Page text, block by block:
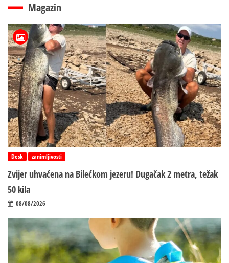
Magazin
Desk zanimljivosti
Zvijer uhvaćena na Bilećkom jezeru! Dugačak 2 metra, težak
50 kila
08/08/2026